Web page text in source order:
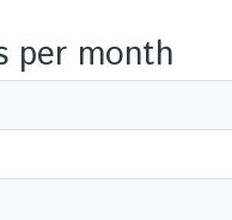
per month